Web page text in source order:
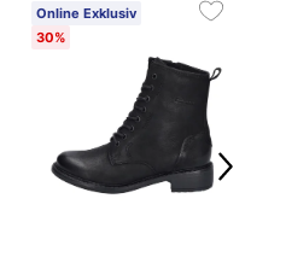
Online Exklusiv
30%